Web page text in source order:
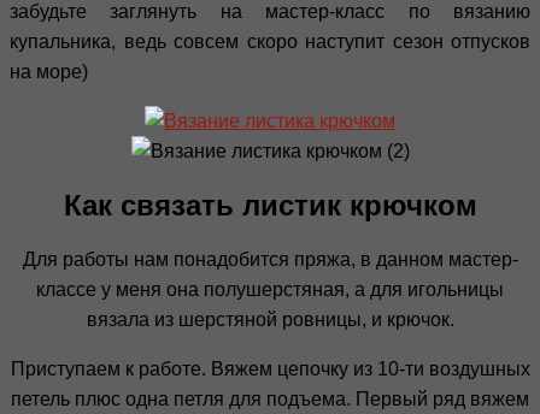
забудьте заглянуть на мастер-класс по вязанию
купальника, ведь совсем скоро наступит сезон отпусков
на море)
Как связать листик крючком
Для работы нам понадобится пряжа, в данном мастер-
классе у меня она полушерстяная, а для игольницы
вязала из шерстяной ровницы, и крючок.
Приступаем к работе. Вяжем цепочку из 10-ти воздушных
петель плюс одна петля для подъема. Первый ряд вяжем